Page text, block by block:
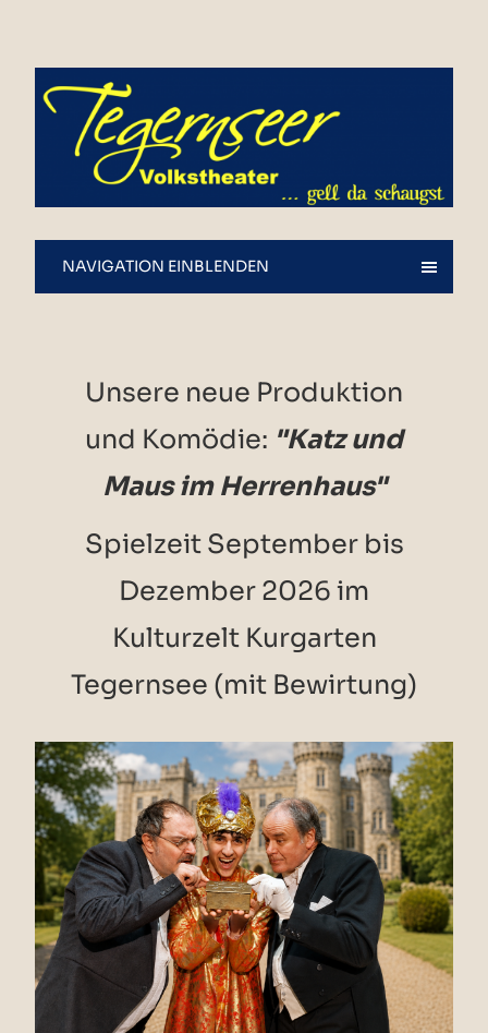
NAVIGATION EINBLENDEN
Unsere neue Produktion
und Komödie: "Katz und
Maus im Herrenhaus"
Spielzeit September bis
Dezember 2026 im
Kulturzelt Kurgarten
Tegernsee (mit Bewirtung)